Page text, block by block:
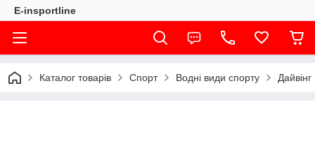
E-insportline
Каталог товарів Спорт Водні види спорту Дайвінг